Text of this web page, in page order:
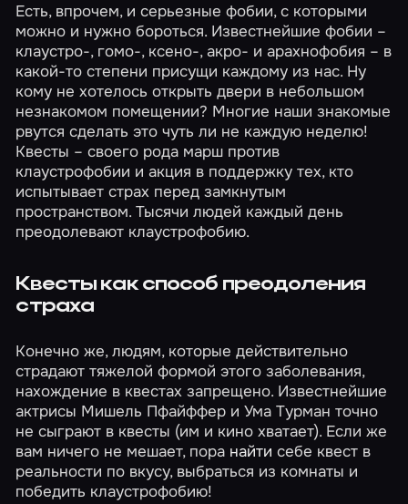
Есть, впрочем, и серьезные фобии, с которыми
можно и нужно бороться. Известнейшие фобии –
клаустро-, гомо-, ксено-, акро- и арахнофобия – в
какой-то степени присущи каждому из нас. Ну
кому не хотелось открыть двери в небольшом
незнакомом помещении? Многие наши знакомые
рвутся сделать это чуть ли не каждую неделю!
Квесты – своего рода марш против
клаустрофобии и акция в поддержку тех, кто
испытывает страх перед замкнутым
пространством. Тысячи людей каждый день
преодолевают клаустрофобию.
Квесты как способ преодоления
страха
Конечно же, людям, которые действительно
страдают тяжелой формой этого заболевания,
нахождение в квестах запрещено. Известнейшие
актрисы Мишель Пфайффер и Ума Турман точно
не сыграют в квесты (им и кино хватает). Если же
вам ничего не мешает, пора найти себе квест в
реальности по вкусу, выбраться из комнаты и
победить клаустрофобию!